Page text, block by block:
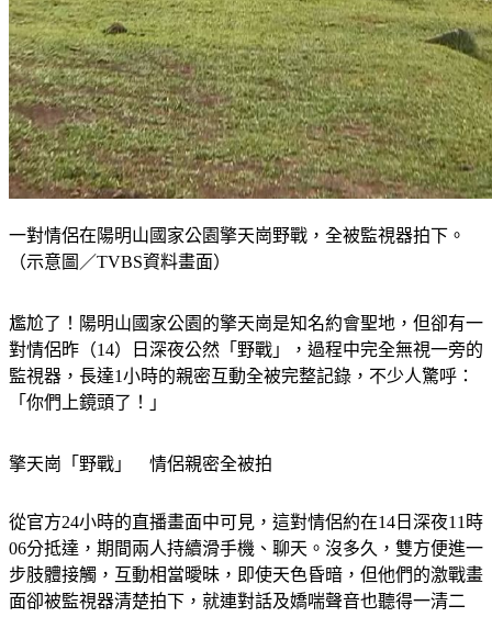
（示意圖／TVBS資料畫面）
對情侶昨（14）日深夜公然「野戰」，過程中完全無視一旁的
監視器，長達1小時的親密互動全被完整記錄，不少人驚呼：
「你們上鏡頭了！」
06分抵達，期間兩人持續滑手機、聊天。沒多久，雙方便進一
步肢體接觸，互動相當曖昧，即使天色昏暗，但他們的激戰畫
面卻被監視器清楚拍下，就連對話及嬌喘聲音也聽得一清二
楚，整個過程被民眾PO網轉傳，引起數萬人討論。「本來只